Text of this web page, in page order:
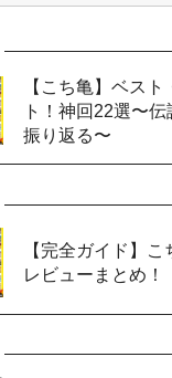
【こち亀】ベス
ト！神回22選〜
振り返る〜
【完全ガイド】
レビューまとめ！